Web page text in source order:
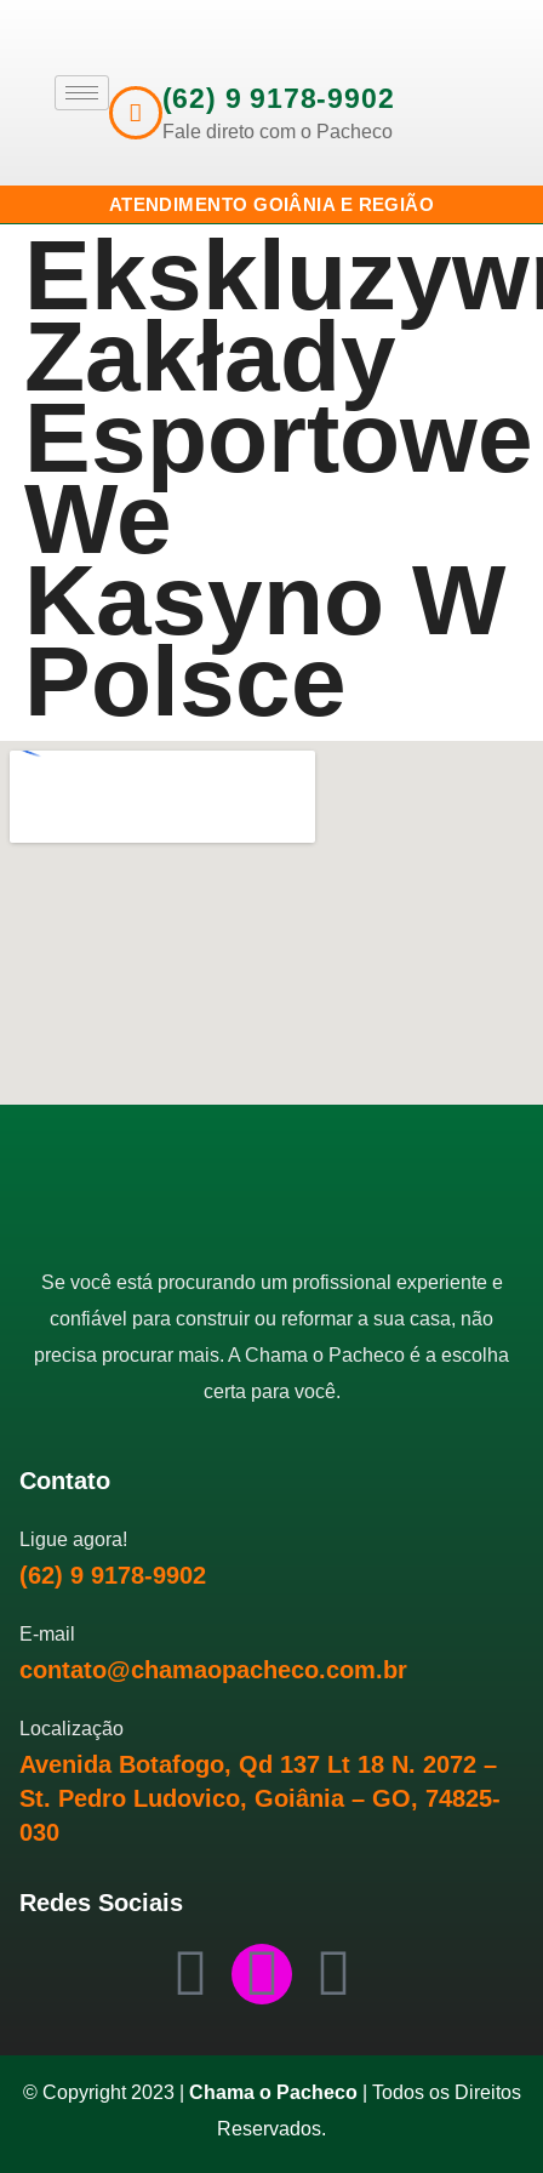
(62) 9 9178-9902
Fale direto com o Pacheco
ATENDIMENTO GOIÂNIA E REGIÃO
Zakłady
Esportowe
We
Kasyno W
Polsce
Se você está procurando um profissional experiente e
confiável para construir ou reformar a sua casa, não
precisa procurar mais. A Chama o Pacheco é a escolha
certa para você.
Contato
Ligue agora!
(62) 9 9178-9902
E-mail
contato@chamaopacheco.com.br
Localização
Avenida Botafogo, Qd 137 Lt 18 N. 2072 –
St. Pedro Ludovico, Goiânia – GO, 74825-
030
Redes Sociais
© Copyright 2023 | Chama o Pacheco| Todos os Direitos
Reservados.